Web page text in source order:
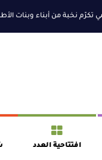
تكرّم نخبة من أبناء وبنات
آليات
في “مملكة الله”
افتتاحية العدد